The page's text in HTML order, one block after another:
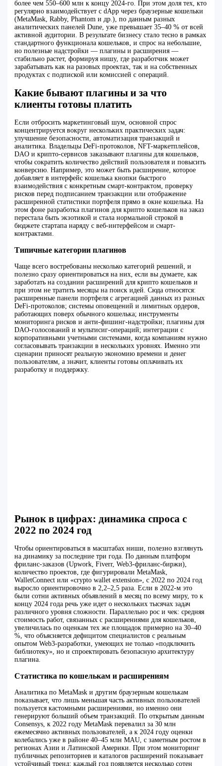
более чем 550–600 млн к концу 2024-го. При этом доля тех, кто
регулярно взаимодействует с dApp через браузерные кошельки
(MetaMask, Rabby, Phantom и др.), по данным разных
аналитических панелей Dune, уже превышает 35–40 % от всей
активной аудитории. В результате бизнесу стало тесно в рамках
стандартного функционала кошельков, и спрос на небольшие,
но полезные надстройки — плагины и расширения —
стабильно растет, формируя нишу, где разработчик может
зарабатывать как на разовых проектах, так и на собственных
продуктах с подпиской или комиссией с операций.
Какие бывают плагины и за что
клиенты готовы платить
Если отбросить маркетинговый шум, основной спрос
концентрируется вокруг нескольких практических задач:
улучшение безопасности, автоматизация транзакций и
аналитика. Владельцы DeFi-протоколов, NFT-маркетплейсов,
DAO и крипто-сервисов заказывают плагины для кошельков,
чтобы сократить количество действий пользователя и повысить
конверсию. Например, это может быть расширение, которое
добавляет в интерфейс кошелька кнопки быстрого
взаимодействия с конкретным смарт-контрактом, проверку
рисков перед подписанием транзакции или отображение
расширенной статистики портфеля прямо в окне кошелька. На
этом фоне разработка плагинов для крипто кошельков на заказ
перестала быть экзотикой и стала нормальной строкой в
бюджете стартапа наряду с веб-интерфейсом и смарт-
контрактами.
Типичные категории плагинов
Чаще всего востребованы несколько категорий решений, и
полезно сразу ориентироваться на них, если вы думаете, как
заработать на создании расширений для крипто кошельков и
при этом не тратить месяцы на поиск идей. Сюда относятся:
расширенные панели портфеля с агрегацией данных из разных
DeFi-протоколов; системы оповещений и лимитных ордеров,
работающих поверх обычного кошелька; инструменты
мониторинга рисков и анти-фишинг-надстройки; плагины для
DAO-голосований и мультисиг-операций; интеграции с
корпоративными учетными системами, когда компаниям нужно
согласовывать транзакции в нескольких уровнях. Именно эти
сценарии приносят реальную экономию времени и денег
пользователям, а значит, клиенты готовы оплачивать их
разработку и поддержку.
Рынок в цифрах: динамика спроса с
2022 по 2024 год
Чтобы ориентироваться в масштабах ниши, полезно взглянуть
на динамику за последние три года. По данным платформ
фриланс-заказов (Upwork, Fiverr, Web3-фриланс-биржи),
количество проектов, где фигурировали MetaMask,
WalletConnect или «crypto wallet extension», с 2022 по 2024 год
выросло ориентировочно в 2,2–2,5 раза. Если в 2022-м это
были сотни активных объявлений в месяц по всему миру, то к
концу 2024 года речь уже идет о нескольких тысячах задач
различного уровня сложности. Параллельно рос и чек: средняя
стоимость работ, связанных с расширениями для кошельков,
увеличилась по оценкам тех же площадок примерно на 30–40
%, что объясняется дефицитом специалистов с реальным
опытом Web3-разработки, умеющих не только «подключить
библиотеку», но и спроектировать безопасную архитектуру
плагина.
Статистика по кошелькам и расширениям
Аналитика по MetaMask и другим браузерным кошелькам
показывает, что лишь меньшая часть активных пользователей
пользуется кастомными расширениями, но именно они
генерируют больший объем транзакций. По открытым данным
Consensys, к 2022 году MetaMask перевалил за 30 млн
ежемесячно активных пользователей, а к 2024 году оценки
колебались уже в районе 40–45 млн MAU, с заметным ростом в
регионах Азии и Латинской Америки. При этом мониторинг
публичных репозиториев и каталогов расширений показывает
устойчивый тренд: каждый год появляется несколько сотен